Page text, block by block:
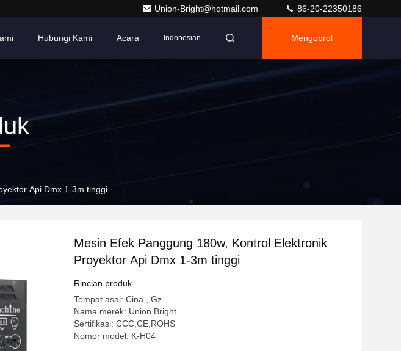
Union-Bright@hotmail.com 86-20-22350186
Hubungi Kami Acara Indonesian Mengobrol
Api Dmx 1-3m tinggi
Mesin Efek Panggung 180w, Kontrol Elektronik
Proyektor Api Dmx 1-3m tinggi
Rincian produk
Tempat asal: Cina , Gz
Nama merek: Union Bright
Sertifikasi: CCC,CE,ROHS
Nomor model: K-H04